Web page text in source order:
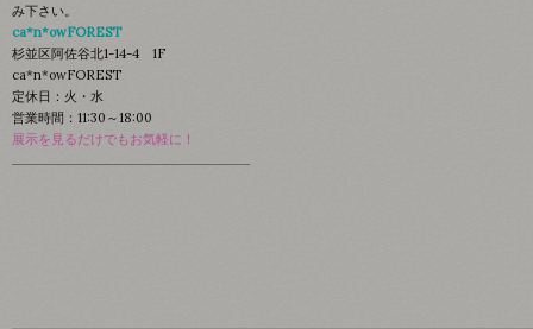
み下さい。
ca*n*owFOREST
杉並区阿佐谷北1-14-4 1F
ca*n*owFOREST
定休日：火・水
営業時間：11:30～18:00
展示を見るだけでもお気軽に！